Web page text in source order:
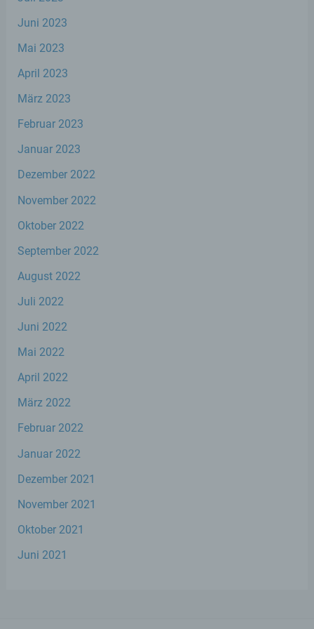
Juni 2023
Mai 2023
April 2023
März 2023
Februar 2023
Januar 2023
Dezember 2022
November 2022
Oktober 2022
September 2022
August 2022
Juli 2022
Juni 2022
Mai 2022
April 2022
März 2022
Februar 2022
Januar 2022
Dezember 2021
November 2021
Oktober 2021
Juni 2021
personenbezogene Daten von dem für die
c) Verarbeitung
Verarbeitung ist jeder mit oder ohne Hilfe
Vorgang oder jede solche Vorgangsreihe im
Daten wie das Erheben, das Erfassen, die
Organisation, das Ordnen, die Speicherung,
die Anpassung oder Veränderung, das
Auslesen, das Abfragen, die Verwendung,
die Offenlegung durch Übermittlung,
Verbreitung oder eine andere Form der
Verknüpfung, die Einschränkung, das
d) Einschränkung der Verarbeitung
Markierung gespeicherter
ihre künftige Verarbeitung einzuschränken.
e) Profiling
Verarbeitung personenbezogener Daten,
personenbezogenen Daten verwendet
Aspekte, die sich auf eine natürliche Person